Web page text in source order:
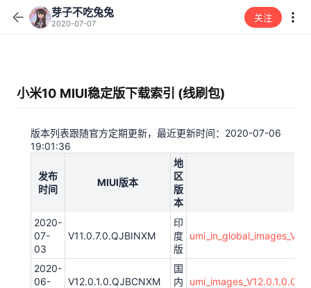
芽子不吃兔兔
2020-07-07
关注
小米10 MIUI稳定版下载索引 (线刷包)
版本列表跟随官方定期更新，最近更新时间：2020-07-06
19:01:36
发布
时间
MIUI版本
地
区
版
本
2020-
07-
03
V11.0.7.0.QJBINXM
印
度
版
2020-
06-
V12.0.1.0.QJBCNXM
国
内